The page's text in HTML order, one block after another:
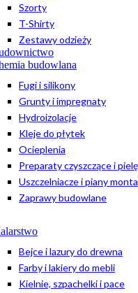
Szorty
T-Shirty
Zestawy odzieży
budowlana
Fugi i silikony
Grunty i impregnaty
Hydroizolacje
Kleje do płytek
Ocieplenia
Preparaty czyszczące i
Uszczelniacze i piany
Zaprawy budowlane
Bejce i lazury do drewna
Farby i lakiery do mebli
Kielnie, szpachelki i pace